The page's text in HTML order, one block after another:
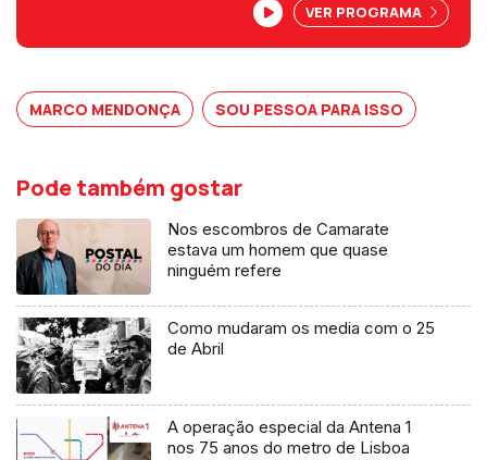
manhã, despertamos os sentidos numa
conversa onde pessoas mais ou menos
conhecidas nos revelam que são para
ideia, um livro, um objeto, uma coleção,
ou outra viagem qualquer.
VER PROGRAMA
MARCO MENDONÇA SOU PESSOA PARA ISSO
Pode também gostar
Nos escombros de Camarate
estava um homem que quase
ninguém refere
Como mudaram os media com o 25
de Abril
A operação especial da Antena 1
nos 75 anos do metro de Lisboa